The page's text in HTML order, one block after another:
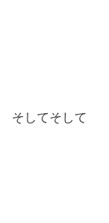
そしてそして